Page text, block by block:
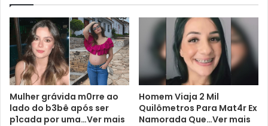
Mulher grávida m0rre ao
lado do b3bê após ser
p1cada por uma…Ver mais
Homem Viaja 2 Mil
Quilômetros Para Mat4r Ex
Namorada Que…Ver mais